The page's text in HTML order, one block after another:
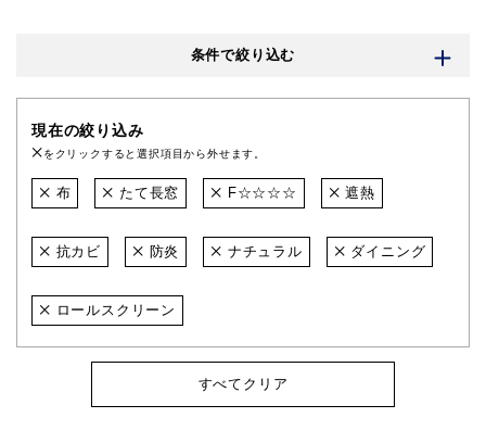
条件で絞り込む
現在の絞り込み
をクリックすると選択項目から外せます。
布 たて長窓 F☆☆☆☆ 遮熱
抗カビ 防炎 ナチュラル ダイニング
ロールスクリーン
すべてクリア